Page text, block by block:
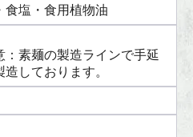
食塩・食用植物油
素麺の製造ラインで手延
造しております。